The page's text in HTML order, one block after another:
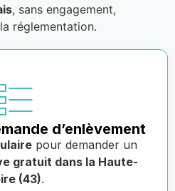
, sans engagement,
réglementation.
d’enlèvement
pour demander un
gratuit dans la Haute-
(43).